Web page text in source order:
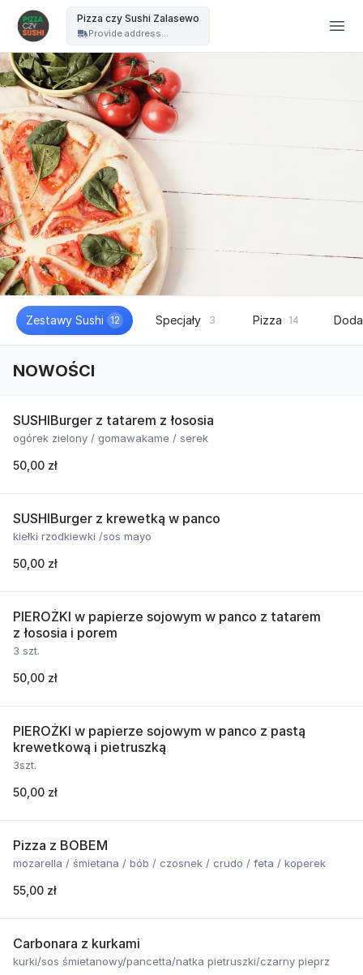
Pizza czy Sushi Zalasewo
Provide address...
Zestawy Sushi 12 Specjały 3 Pizza 14
NOWOŚCI
SUSHIBurger z tatarem z łososia
ogórek zielony / gomawakame / serek
50,00 zł
SUSHIBurger z krewetką w panco
kiełki rzodkiewki /sos mayo
50,00 zł
PIEROŻKI w papierze sojowym w panco z tatarem
z łososia i porem
3 szt.
50,00 zł
PIEROŻKI w papierze sojowym w panco z pastą
krewetkową i pietruszką
3szt.
50,00 zł
Pizza z BOBEM
mozarella / śmietana / bób / czosnek / crudo / feta / koperek
55,00 zł
Carbonara z kurkami
kurki/sos śmietanowy/pancetta/natka pietruszki/czarny pieprz